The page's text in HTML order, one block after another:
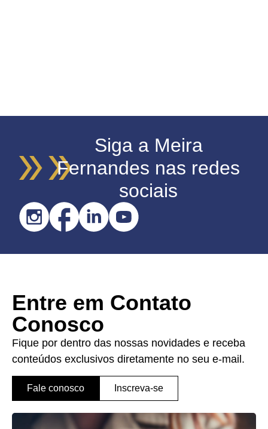
Siga a Meira
Fernandes nas redes
sociais
Entre em Contato
Conosco
Fique por dentro das nossas novidades e receba
conteúdos exclusivos diretamente no seu e-mail.
Fale conosco Inscreva-se